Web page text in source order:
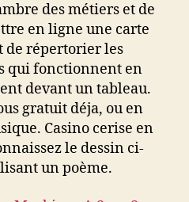
des métiers et de
en ligne une carte
répertorier les
qui fonctionnent en
devant un tableau.
gratuit déja, ou en
Casino cerise en
le dessin ci-
un poème.